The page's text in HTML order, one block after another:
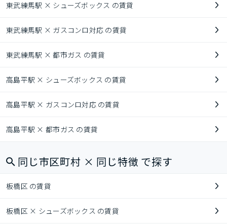
東武練馬駅 × シューズボックス の賃貸
東武練馬駅 × ガスコンロ対応 の賃貸
東武練馬駅 × 都市ガス の賃貸
高島平駅 × シューズボックス の賃貸
高島平駅 × ガスコンロ対応 の賃貸
高島平駅 × 都市ガス の賃貸
同じ市区町村 × 同じ特徴 で探す
板橋区 の賃貸
板橋区 × シューズボックス の賃貸